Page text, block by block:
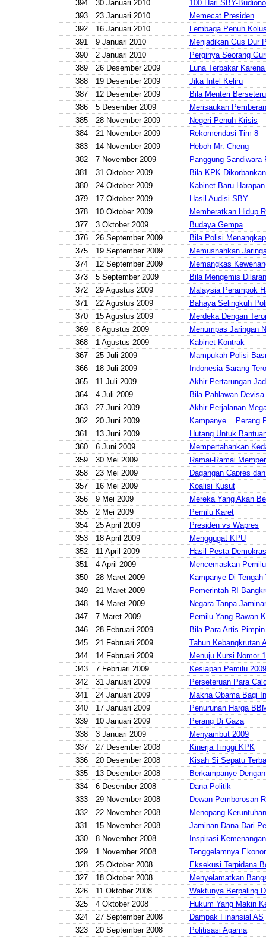
394 30 Januari 2010
100 Hari SBY-Budiono
393
23 Januari 2010
Memecat Presiden
392
16 Januari 2010
Lembaga Penuh
391
9 Januari 2010
Menjadikan Gus Dur
390
2 Januari 2010
Perginya Seorang
389
26 Desember 2009
Luna Terbakar
388
19 Desember 2009
Jika Intel Keliru
387
12 Desember 2009
Bila Menteri
386
5 Desember 2009
Merisaukan
385
28 November 2009
Negeri Penuh Krisis
384
21 November 2009
Rekomendasi Tim 8
383
14 November 2009
Heboh Mr. Cheng
382
7 November 2009
Panggung Sandiwara
381
31 Oktober 2009
Bila KPK Dikorbankan
380
24 Oktober 2009
Kabinet Baru
379
17 Oktober 2009
Hasil Audisi SBY
378
10 Oktober 2009
Memberatkan Hidup
377
3 Oktober 2009
Budaya Gempa
376
26 September 2009
Bila Polisi
375
19 September 2009
Memusnahkan
374
12 September 2009
Memangkas
373
5 September 2009
Bila Mengemis
372
29 Agustus 2009
Malaysia Perampok
371
22 Agustus 2009
Bahaya Selingkuh
370
15 Agustus 2009
Merdeka Dengan
369
8 Agustus 2009
Menumpas Jaringan
368
1 Agustus 2009
Kabinet Kontrak
367
25 Juli 2009
Mampukah Polisi
366
18 Juli 2009
Indonesia Sarang
365
11 Juli 2009
Akhir Pertarungan
364
4 Juli 2009
Bila Pahlawan
363
27 Juni 2009
Akhir Perjalanan
362
20 Juni 2009
Kampanye = Perang
361
13 Juni 2009
Hutang Untuk
360
6 Juni 2009
Mempertahankan
359
30 Mei 2009
Ramai-Ramai
358
23 Mei 2009
Dagangan Capres
357
16 Mei 2009
Koalisi Kusut
356
9 Mei 2009
Mereka Yang Akan
355
2 Mei 2009
Pemilu Karet
354
25 April 2009
Presiden vs Wapres
353
18 April 2009
Menggugat KPU
352
11 April 2009
Hasil Pesta
351
4 April 2009
Mencemaskan
350
28 Maret 2009
Kampanye Di Tengah
349
21 Maret 2009
Pemerintah RI
348
14 Maret 2009
Negara Tanpa
347
7 Maret 2009
Pemilu Yang Rawan
346
28 Februari 2009
Bila Para Artis
345
21 Februari 2009
Tahun Kebangkrutan
344
14 Februari 2009
Menuju Kursi Nomor 1
343
7 Februari 2009
Kesiapan Pemilu 2009
342
31 Januari 2009
Perseteruan Para
341
24 Januari 2009
Makna Obama Bagi
340
17 Januari 2009
Penurunan Harga
339
10 Januari 2009
Perang Di Gaza
338
3 Januari 2009
Menyambut 2009
337
27 Desember 2008
Kinerja Tinggi KPK
336
20 Desember 2008
Kisah Si Sepatu
335
13 Desember 2008
Berkampanye
334
6 Desember 2008
Dana Politik
333
29 November 2008
Dewan Pemborosan
332
22 November 2008
Menopang
331
15 November 2008
Jaminan Dana Dari
330
8 November 2008
Inspirasi
329
1 November 2008
Tenggelamnya
328
25 Oktober 2008
Eksekusi Terpidana
327
18 Oktober 2008
Menyelamatkan
326
11 Oktober 2008
Waktunya Berpaling
325
4 Oktober 2008
Hukum Yang Makin
324
27 September 2008
Dampak Finansial AS
323
20 September 2008
Politisasi Agama